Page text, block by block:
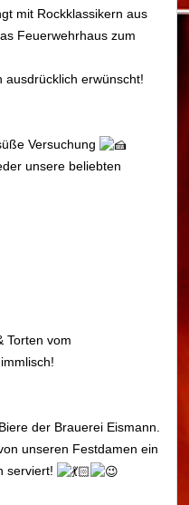
mit Rockklassikern aus
Feuerwehrhaus zum
ausdrücklich erwünscht!
Versuchung
unsere beliebten
Torten vom
der Brauerei Eismann.
unseren Festdamen ein
serviert!